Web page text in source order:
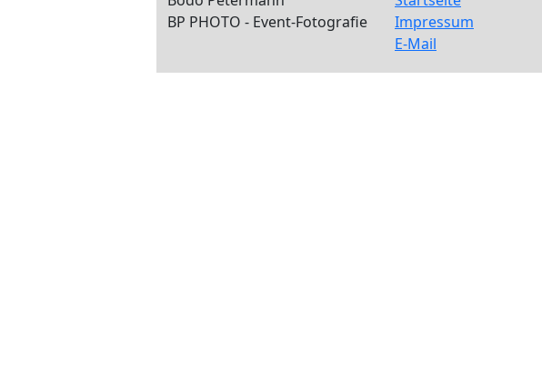
BP PHOTO - Event-Fotografie
Impressum
E-Mail